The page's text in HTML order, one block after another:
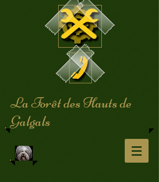
​La Forêt des Hauts de
Galgals